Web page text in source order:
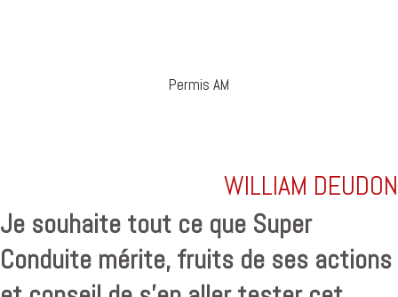
Permis AM
WILLIAM DEUDON
Je souhaite tout ce que Super
Conduite mérite, fruits de ses actions